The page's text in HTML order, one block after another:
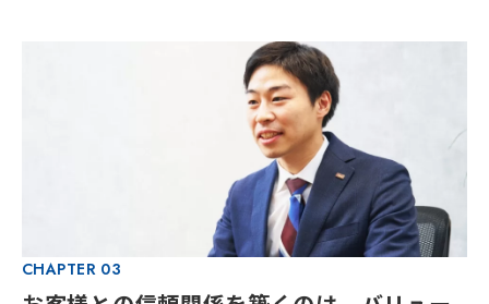
CHAPTER 03